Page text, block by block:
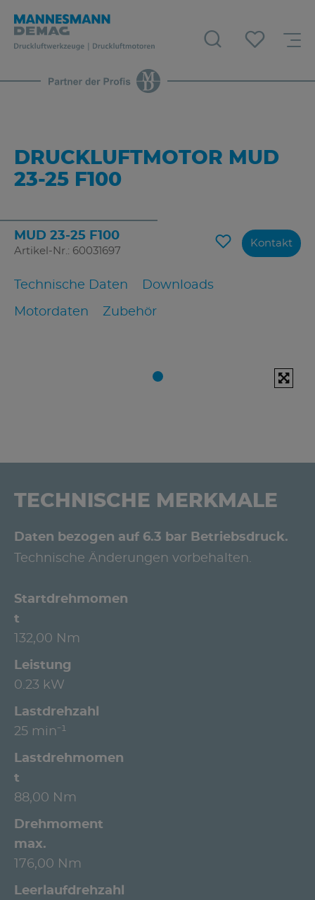
DRUCKLUFTMOTOR MUD
23-25 F100
MUD 23-25 F100
Artikel-Nr.: 60031697
Technische Daten Downloads
Motordaten Zubehör
Kontakt
TECHNISCHE MERKMALE
Daten bezogen auf 6.3 bar Betriebsdruck.
Technische Änderungen vorbehalten.
Startdrehmomen
t
132,00 Nm
Leistung
0.23 kW
Lastdrehzahl
25 min⁻¹
Lastdrehmomen
t
88,00 Nm
Drehmoment
max.
176,00 Nm
Leerlaufdrehzahl